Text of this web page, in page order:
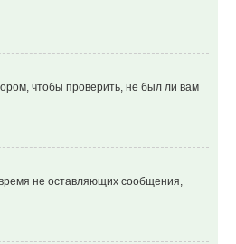
чтобы проверить, не был ли вам
не оставляющих сообщения,